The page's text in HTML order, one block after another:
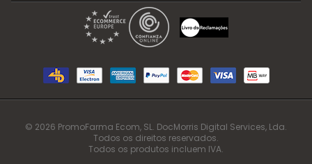
© 2026 PromoFarma Ecom, SL. DocMorris Digital Services, Lda.
Todos os direitos reservados.
Todos os produtos incluem IVA.